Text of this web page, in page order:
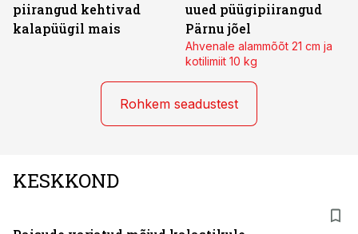
piirangud kehtivad
kalapüügil mais
uued püügipiirangud
Pärnu jõel
Ahvenale alammõõt 21 cm ja
kotilimiit 10 kg
Rohkem seadustest
KESKKOND